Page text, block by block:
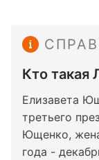
Кто такая
Елизавета
третьего
Ющенко,
года -